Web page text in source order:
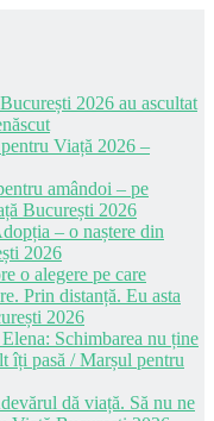
2026 au ascultat
Viață 2026 –
amândoi – pe
București 2026
– o naștere din
2026
o alegere pe care
Prin distanță. Eu asta
2026
Schimbarea nu ține
îți pasă / Marșul pentru
dă viață. Să nu ne